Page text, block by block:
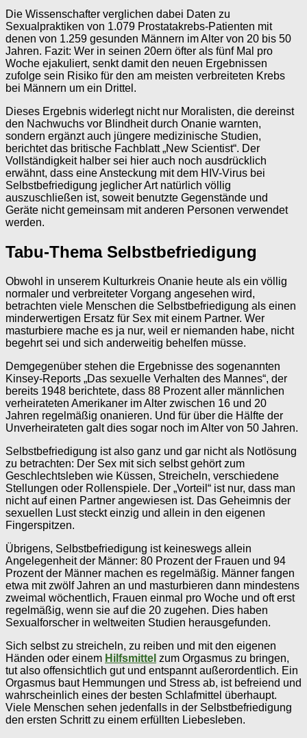
Die Wissenschafter verglichen dabei Daten zu
Sexualpraktiken von 1.079 Prostatakrebs-Patienten mit
denen von 1.259 gesunden Männern im Alter von 20 bis 50
Jahren. Fazit: Wer in seinen 20ern öfter als fünf Mal pro
Woche ejakuliert, senkt damit den neuen Ergebnissen
zufolge sein Risiko für den am meisten verbreiteten Krebs
bei Männern um ein Drittel.
Dieses Ergebnis widerlegt nicht nur Moralisten, die dereinst
den Nachwuchs vor Blindheit durch Onanie warnten,
sondern ergänzt auch jüngere medizinische Studien,
berichtet das britische Fachblatt „New Scientist“. Der
Vollständigkeit halber sei hier auch noch ausdrücklich
erwähnt, dass eine Ansteckung mit dem HIV-Virus bei
Selbstbefriedigung jeglicher Art natürlich völlig
auszuschließen ist, soweit benutzte Gegenstände und
Geräte nicht gemeinsam mit anderen Personen verwendet
werden.
Tabu-Thema Selbstbefriedigung
Obwohl in unserem Kulturkreis Onanie heute als ein völlig
normaler und verbreiteter Vorgang angesehen wird,
betrachten viele Menschen die Selbstbefriedigung als einen
minderwertigen Ersatz für Sex mit einem Partner. Wer
masturbiere mache es ja nur, weil er niemanden habe, nicht
begehrt sei und sich anderweitig behelfen müsse.
Demgegenüber stehen die Ergebnisse des sogenannten
Kinsey-Reports „Das sexuelle Verhalten des Mannes“, der
bereits 1948 berichtete, dass 88 Prozent aller männlichen
verheirateten Amerikaner im Alter zwischen 16 und 20
Jahren regelmäßig onanieren. Und für über die Hälfte der
Unverheirateten galt dies sogar noch im Alter von 50 Jahren.
Selbstbefriedigung ist also ganz und gar nicht als Notlösung
zu betrachten: Der Sex mit sich selbst gehört zum
Geschlechtsleben wie Küssen, Streicheln, verschiedene
Stellungen oder Rollenspiele. Der „Vorteil“ ist nur, dass man
nicht auf einen Partner angewiesen ist. Das Geheimnis der
sexuellen Lust steckt einzig und allein in den eigenen
Fingerspitzen.
Übrigens, Selbstbefriedigung ist keineswegs allein
Angelegenheit der Männer: 80 Prozent der Frauen und 94
Prozent der Männer machen es regelmäßig. Männer fangen
etwa mit zwölf Jahren an und masturbieren dann mindestens
zweimal wöchentlich, Frauen einmal pro Woche und oft erst
regelmäßig, wenn sie auf die 20 zugehen. Dies haben
Sexualforscher in weltweiten Studien herausgefunden.
Sich selbst zu streicheln, zu reiben und mit den eigenen
Händen oder einem Hilfsmittel zum Orgasmus zu bringen,
tut also offensichtlich gut und entspannt außerordentlich. Ein
Orgasmus baut Hemmungen und Stress ab, ist befreiend und
wahrscheinlich eines der besten Schlafmittel überhaupt.
Viele Menschen sehen jedenfalls in der Selbstbefriedigung
den ersten Schritt zu einem erfüllten Liebesleben.